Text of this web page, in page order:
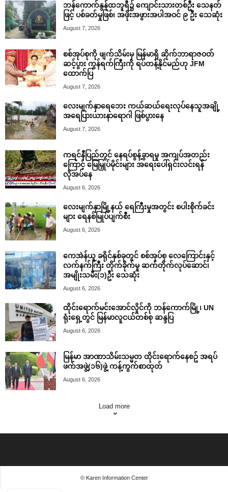
ဘန်ကောက်နွန်ထဘူရီ၌ ကျောင်းသားတစ်ဦး သေနတ်
ဖြင့် ပစ်ခတ်မှုဖြစ်၊ အဖိုးအဖွားအပါအဝင် ၉ ဦး သေဆုံး
August 7, 2026
စစ်အုပ်စုကို ဖျက်သိမ်းမှ မြန်မာရှိ ဆိုက်ဘာရာဇဝတ်
ဆင့်ပွား ကွန်ရက်ကြီးကို ရပ်တန့်နိုင်မည်ဟု JFM
ထောက်ပြ
August 7, 2026
လေးမျက်နှာရေဘေး ကယ်ဆယ်ရေးလုပ်နေသူအချို့
အရေပြားယားနာရောဂါ ဖြစ်ပွားနေ
August 7, 2026
ကရင်နီပြည်တွင် နေရပ်စွန့်ခွာရမှု အကျပ်အတည်း
ကြောင့် မြေမြှုပ်မိုင်းများ အရေးပေါ်ရှင်းလင်းရန်
လိုအပ်နေ
August 6, 2026
လေးမျက်နှာမြို့နယ် ရေကြီးမှုအတွင်း စပါးစိုက်ခင်း
များ ရေနစ်မြုပ်ပျက်စီး
August 6, 2026
ကေအဲန်ယူ ခရိုင်နှစ်ခုတွင် စစ်အုပ်စု လေကြောင်းနှင့်
လက်နက်ကြီး တိုက်ခိုက်မှု ဆက်တိုက်လုပ်ဆောင်၊
အမျိုးသမီး(၁)ဦး သေဆုံး
August 6, 2026
ထိုင်းရောက်မင်းအောင်လှိုင်ကို ဘန်ကောက်မြို့၊ UN
ရုံးရှေ့တွင် မြန်မာလူငယ်တစ်စု ဆန္ဒပြ
August 6, 2026
မြန်မာ အာဏာသိမ်းသမ္မတ ထိုင်းရောက်နေစဥ် အရပ်
ဖက်အဖွဲ့(၁၆)ဖွဲ့ ကန့်ကွက်စာထုတ်
August 6, 2026
Load more
© Karen Information Center